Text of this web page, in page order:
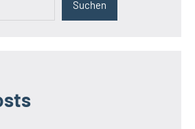
Suchen